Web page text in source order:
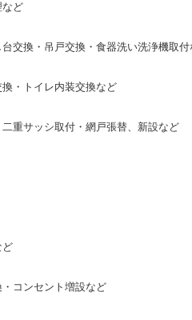
ど
交換・吊戸交換・食器洗い洗浄機取付
・トイレ内装交換など
重サッシ取付・網戸張替、新設など
ど
コンセント増設など